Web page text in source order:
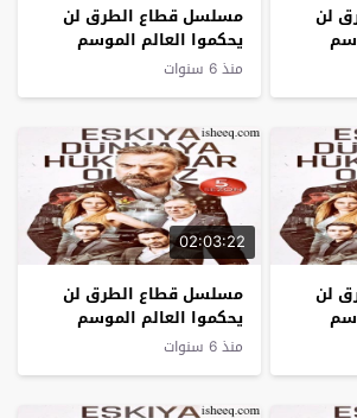
لن
مسلسل قطاع الطرق لن
يحكموا العالم الموسم
الخامس الحلقة 17
منذ 6 سنوات
لن
02:03:22
مسلسل قطاع الطرق لن
يحكموا العالم الموسم
الخامس الحلقة 15
منذ 6 سنوات